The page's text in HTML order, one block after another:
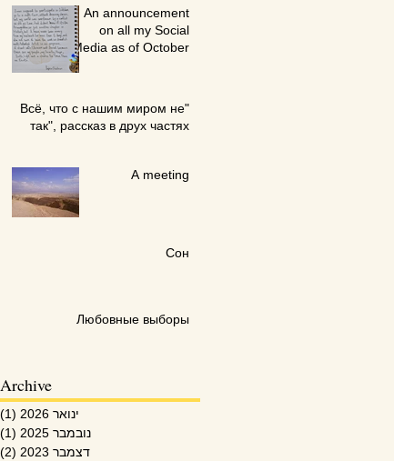
An announcement
on all my Social
Media as of October
"Всё, что с нашим миром не
так", рассказ в друх частях
A meeting
Сон
Любовные выборы
Archive
ינואר 2026 (1)
נובמבר 2025
(1)
דצמבר 2023
(2)